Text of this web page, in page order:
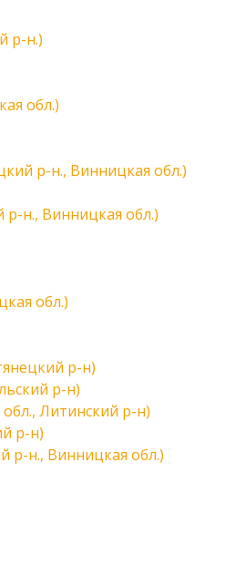
р-н.)
обл.)
р-н., Винницкая обл.)
н., Винницкая обл.)
обл.)
р-н)
р-н)
Литинский р-н)
р-н)
р-н., Винницкая обл.)